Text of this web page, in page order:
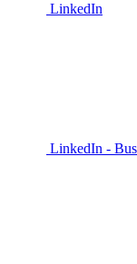
LinkedIn
LinkedIn -